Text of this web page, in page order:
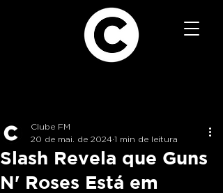
Slash Revela que Guns
N' Roses Está em
Clube FM
20 de mai. de 2024 1 min de leitura